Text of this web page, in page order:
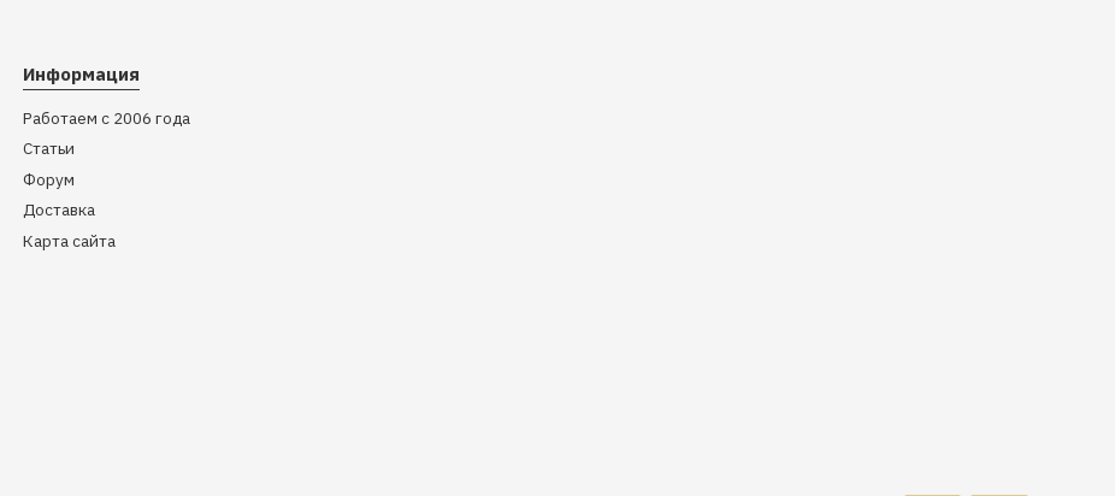
Информация
Работаем с 2006 года
Статьи
Форум
Доставка
Карта сайта